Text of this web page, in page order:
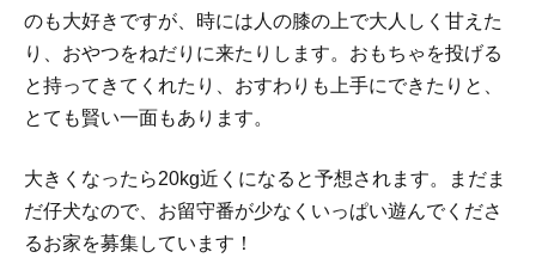
のも大好きですが、時には人の膝の上で大人しく甘えた
り、おやつをねだりに来たりします。おもちゃを投げる
と持ってきてくれたり、おすわりも上手にできたりと、
とても賢い一面もあります。
大きくなったら20kg近くになると予想されます。まだま
だ仔犬なので、お留守番が少なくいっぱい遊んでくださ
るお家を募集しています！